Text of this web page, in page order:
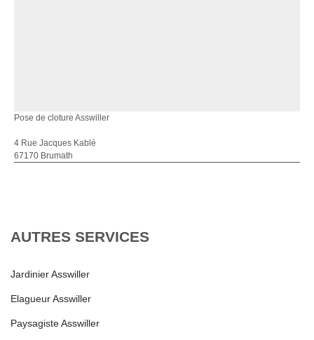
Pose de cloture Asswiller
4 Rue Jacques Kablé
67170 Brumath
AUTRES SERVICES
Jardinier Asswiller
Elagueur Asswiller
Paysagiste Asswiller